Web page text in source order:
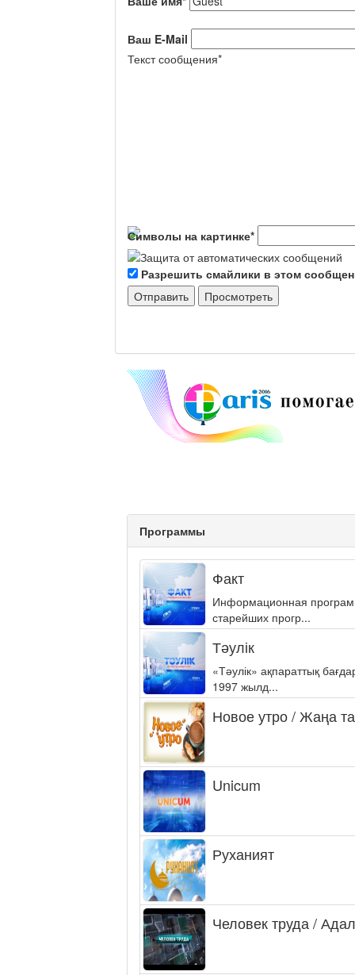
Ваш E-Mail
Текст сообщения*
Символы на картинке*
Разрешить смайлики в этом
Программы
Факт
Информационная
старейших прогр...
Тәулік
«Тәулік» ақпараттық
1997 жылд...
Новое утро / Жаңа
Unicum
Руханият
Человек труда /